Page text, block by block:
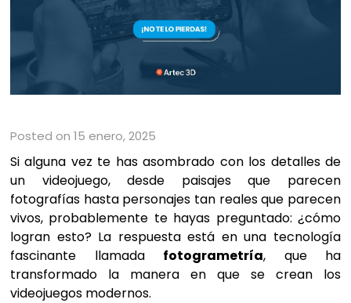
Posted on 15 enero, 2025
Si alguna vez te has asombrado con los detalles de
un videojuego, desde paisajes que parecen
fotografías hasta personajes tan reales que parecen
vivos, probablemente te hayas preguntado: ¿cómo
logran esto? La respuesta está en una tecnología
fascinante llamada fotogrametría, que ha
transformado la manera en que se crean los
videojuegos modernos.